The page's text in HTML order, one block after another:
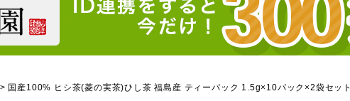
国産100% ヒシ茶(菱の実茶)ひし茶 福島産 ティーパック 1.5g×10パック×2袋セット